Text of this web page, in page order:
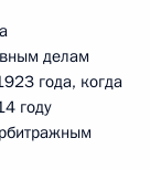
делам
года, когда
году